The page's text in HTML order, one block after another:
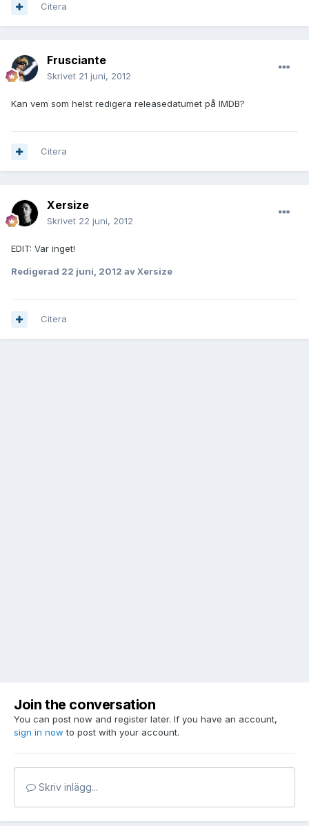
Citera
Frusciante
Skrivet 21 juni, 2012
Kan vem som helst redigera releasedatumet på IMDB?
Citera
Xersize
Skrivet 22 juni, 2012
EDIT: Var inget!
Redigerad 22 juni, 2012 av Xersize
Citera
Join the conversation
You can post now and register later. If you have an account,
sign in now to post with your account.
Skriv inlägg...